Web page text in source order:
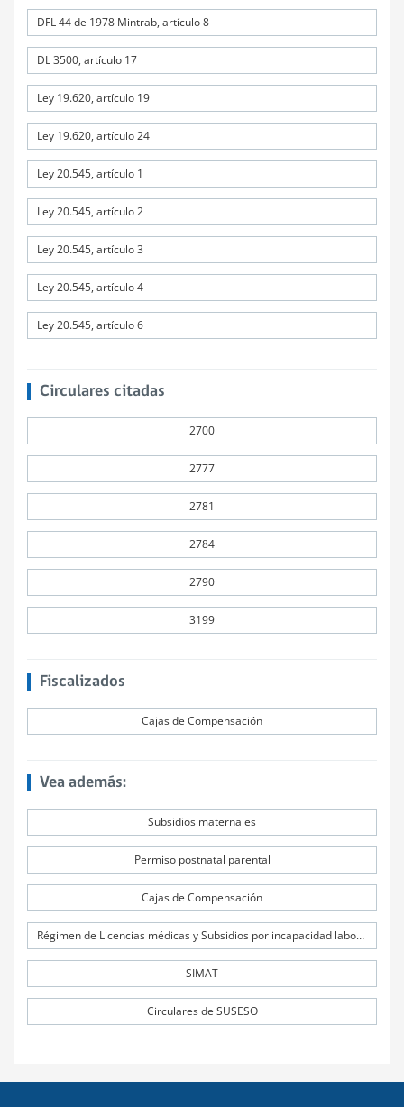
DFL 44 de 1978 Mintrab, artículo 8
DL 3500, artículo 17
Ley 19.620, artículo 19
Ley 19.620, artículo 24
Ley 20.545, artículo 1
Ley 20.545, artículo 2
Ley 20.545, artículo 3
Ley 20.545, artículo 4
Ley 20.545, artículo 6
Circulares citadas
2700
2777
2781
2784
2790
3199
Fiscalizados
Cajas de Compensación
Vea además:
Subsidios maternales
Permiso postnatal parental
Cajas de Compensación
Régimen de Licencias médicas y Subsidios por incapacidad laboral (SIL)
SIMAT
Circulares de SUSESO